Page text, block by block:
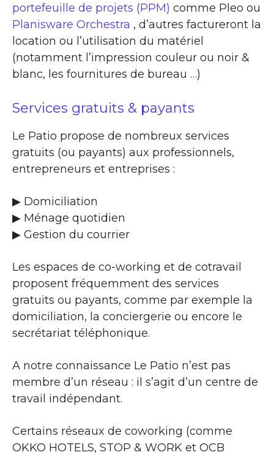
portefeuille de projets (PPM) comme Pleo ou
Planisware Orchestra , d’autres factureront la
location ou l’utilisation du matériel
(notamment l’impression couleur ou noir &
blanc, les fournitures de bureau …)
Services gratuits & payants
Le Patio propose de nombreux services
gratuits (ou payants) aux professionnels,
entrepreneurs et entreprises :
▶​ Domiciliation
▶​ Ménage quotidien
▶​ Gestion du courrier
Les espaces de co-working et de cotravail
proposent fréquemment des services
gratuits ou payants, comme par exemple la
domiciliation, la conciergerie ou encore le
secrétariat téléphonique.
A notre connaissance Le Patio n’est pas
membre d’un réseau : il s’agit d’un centre de
travail indépendant.
Certains réseaux de coworking (comme
OKKO HOTELS, STOP & WORK et OCB